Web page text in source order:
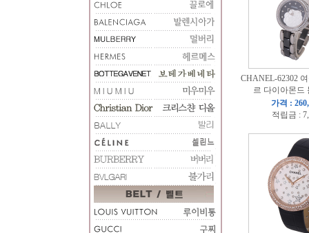
CHANEL-62302
르 다이아몬드
가격 :
적립금 :